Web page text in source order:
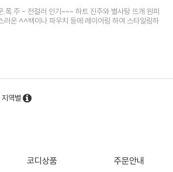
.주 - 전컬러 인기~~~ 하트 진주와 별사탕 뜨개 원피
러운 ^^백이나 파우치 등에 레이어링 하여 스타일링하
지역별
코디상품 주문안내